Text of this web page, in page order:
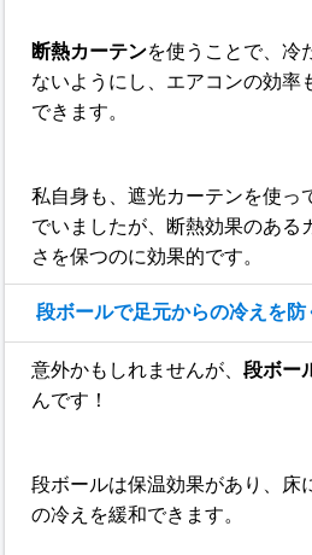
断熱カーテンを使うことで、冷
ないようにし、エアコンの効率
できます。
私自身も、遮光カーテンを使っ
でいましたが、断熱効果のある
さを保つのに効果的です。
段ボールで足元からの冷えを防
意外かもしれませんが、段ボー
んです！
段ボールは保温効果があり、床
の冷えを緩和できます。